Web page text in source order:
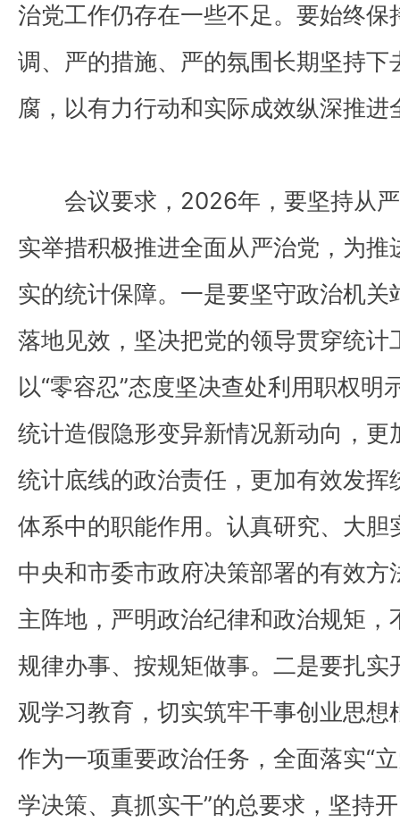
治党工作仍存在一些不足。要始终
调、严的措施、严的氛围长期坚持
腐，以有力行动和实际成效纵深推进
会议要求，2026年，要坚持从
实举措积极推进全面从严治党，为
实的统计保障。一是要坚守政治机
落地见效，坚决把党的领导贯穿统计
以“零容忍”态度坚决查处利用职权明
统计造假隐形变异新情况新动向，
统计底线的政治责任，更加有效发
体系中的职能作用。认真研究、大
中央和市委市政府决策部署的有效
主阵地，严明政治纪律和政治规矩
规律办事、按规矩做事。二是要扎
观学习教育，切实筑牢干事创业思
作为一项重要政治任务，全面落实“
学决策、真抓实干”的总要求，坚持